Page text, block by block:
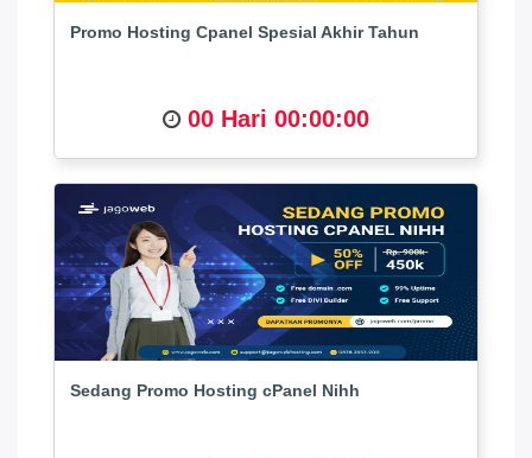
Promo Hosting Cpanel Spesial Akhir Tahun
00 Hari 00:00:00
Sedang Promo Hosting cPanel Nihh